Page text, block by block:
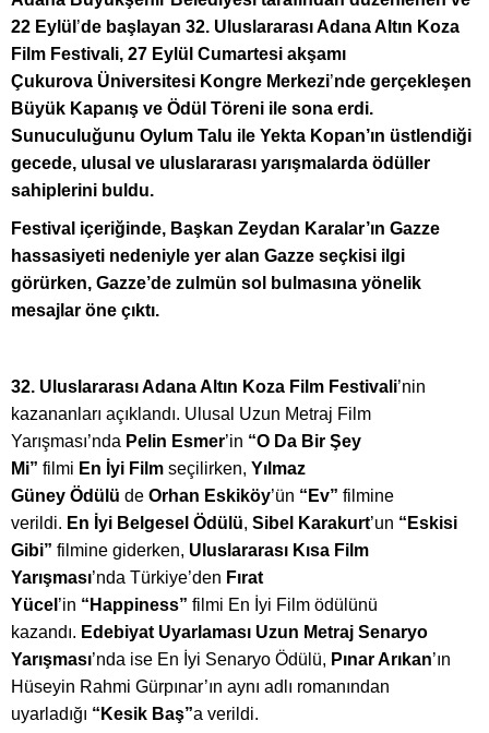
22 Eylül ’de başlayan 32. Uluslararası Adana Altın Koza
Film Festivali, 27 Eylül Cumartesi akşamı
Çukurova Üniversitesi Kongre Merkezi’nde gerçekleşen
Büyük Kapanış ve Ödü l Töreni ile sona erdi.
Sunuculuğunu Oylum Talu ile Yekta Kopan’ın üstlendiği
gecede, ulusal ve uluslararası yarışmalarda ödüller
sahiplerini buldu.
Festival içeriğinde, Başkan Zeydan Karalar’ın Gazze
hassasiyeti nedeniyle yer alan Gazze seçkisi ilgi
görürken, Gazze’de zulmün sol bulmasına yönelik
mesajlar öne çıktı.
32. Uluslararası Adana Altın Koza Film Festivali’nin
kazananları açıklandı. Ulusal Uzun Metraj Film
Yarışması’nda Pelin Esmer’in “O Da Bir Şey
Mi” filmi En İyi Film seçilirken, Yılmaz
Güney Ödülü de Orhan Eskiköy’ün “ Ev” filmine
verildi. En İyi Belgesel Ödülü, Sibel Karakurt’un “ Eskisi
Gibi” filmine giderken, Uluslararası Kısa Film
Yarışması’nda Türkiye’den Fırat
Yücel ’in “ Happiness” filmi En İyi Film ödülünü
kazandı. Edebiyat Uyarlaması Uzun Metraj Senaryo
Yarışması’nda ise En İyi Senaryo Ödülü, Pınar Arıkan’ın
Hüseyin Rahmi Gürpınar’ın aynı adlı romanından
uyarladığı “ Kesik Baş”a verildi.